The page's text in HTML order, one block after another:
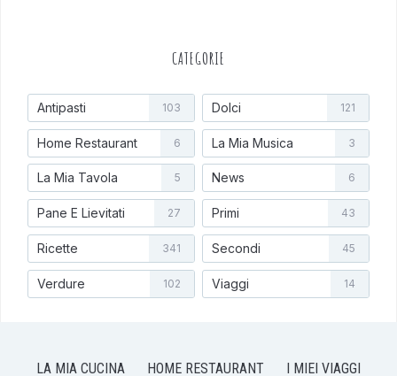
CATEGORIE
Antipasti 103 Dolci 121
Home Restaurant 6 La Mia Musica 3
La Mia Tavola 5 News 6
Pane E Lievitati 27 Primi 43
Ricette 341 Secondi 45
Verdure 102 Viaggi 14
LA MIA CUCINA HOME RESTAURANT I MIEI VIAGGI